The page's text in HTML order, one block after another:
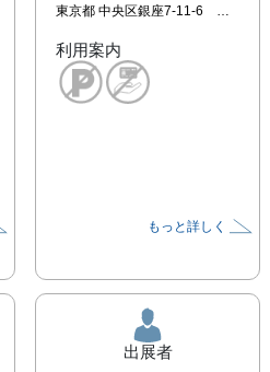
東京都 中央区銀座7-11-6 イソノビル3F
利用案内
もっと詳しく
出展者